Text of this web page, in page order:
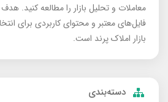
معاملات و تحلیل بازار را مطالعه کنید.
فایل‌های معتبر و محتوای کاربردی برای
بازار املاک پرند است.
دسته‌بندی